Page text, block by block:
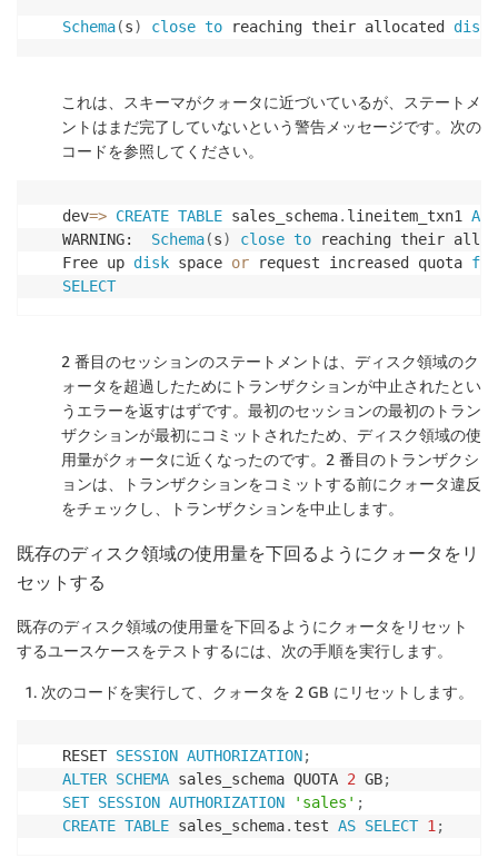
Schema(s) close to reaching their allocated disk
これは、スキーマがクォータに近づいているが、ステートメ
ントはまだ完了していないという警告メッセージです。次の
コードを参照してください。
dev=> CREATE TABLE sales_schema. lineitem_txn1 AS
WARNING: Schema(s) close to reaching their
Free up disk space or request increased quota for
SELECT
2 番目のセッションのステートメントは、ディスク領域のク
ォータを超過したためにトランザクションが中止されたとい
うエラーを返すはずです。最初のセッションの最初のトラン
ザクションが最初にコミットされたため、ディスク領域の使
用量がクォータに近くなったのです。2 番目のトランザクシ
ョンは、トランザクションをコミットする前にクォータ違反
をチェックし、トランザクションを中止します。
既存のディスク領域の使用量を下回るようにクォータをリ
セットする
既存のディスク領域の使用量を下回るようにクォータをリセット
するユースケースをテストするには、次の手順を実行します。
次のコードを実行して、クォータを 2 GB にリセットします。
RESET SESSION AUTHORIZATION;
ALTER SCHEMA sales_schema QUOTA 2 GB;
SET SESSION AUTHORIZATION 'sales' ;
CREATE TABLE sales_schema. test AS SELECT 1;